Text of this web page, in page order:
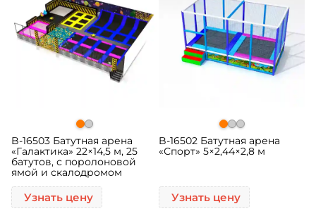
B-16503 Батутная арена
«Галактика» 22×14,5 м, 25
батутов, с поролоновой
ямой и скалодромом
Узнать цену
B-16502 Батутная арена
«Спорт» 5×2,44×2,8 м
Узнать цену